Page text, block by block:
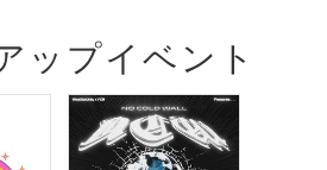
ップイベント